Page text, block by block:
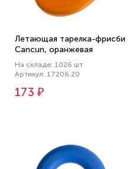
Летающая тарелка-фрисби
Cancun, оранжевая
На складе: 1026 шт
Артикул: 17206.20
173 ₽